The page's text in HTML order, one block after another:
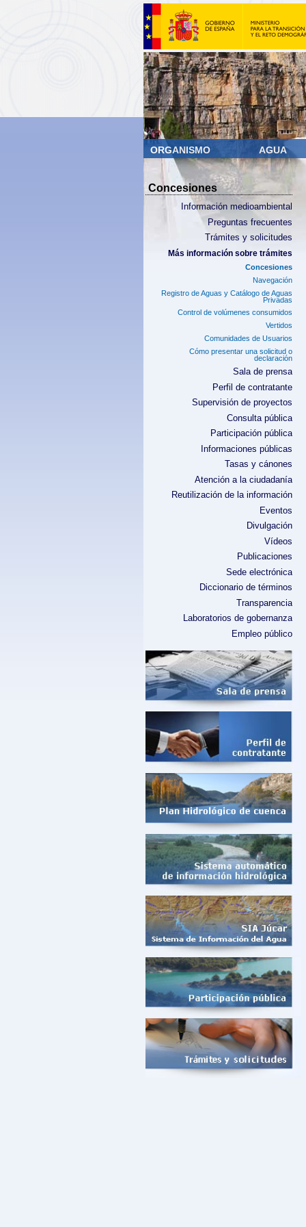
ORGANISMO AGUA
Concesiones
Información medioambiental
Preguntas frecuentes
Trámites y solicitudes
Más información sobre trámites
Concesiones
Navegación
Registro de Aguas y Catálogo de Aguas
Privadas
Control de volúmenes consumidos
Vertidos
Comunidades de Usuarios
Cómo presentar una solicitud o
declaración
Sala de prensa
Perfil de contratante
Supervisión de proyectos
Consulta pública
Participación pública
Informaciones públicas
Tasas y cánones
Atención a la ciudadanía
Reutilización de la información
Eventos
Divulgación
Vídeos
Publicaciones
Sede electrónica
Diccionario de términos
Transparencia
Laboratorios de gobernanza
Empleo público